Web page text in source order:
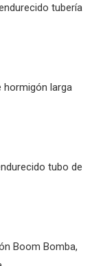
tubería
hormigón larga
tubo de
Boom Bomba,